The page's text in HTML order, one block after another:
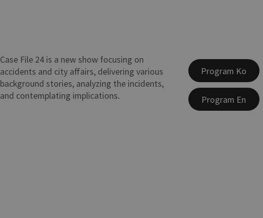
Case File 24 is a new show focusing on
accidents and city affairs, delivering various
background stories, analyzing the incidents,
and contemplating implications.
Program Ko
Program En